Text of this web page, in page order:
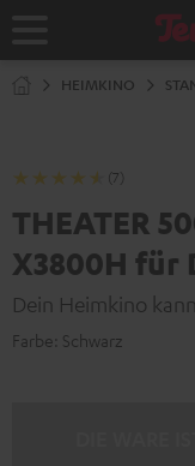
HEIMKINO
(7)
THEATER
X3800H für
Dein Heimkino
Farbe: Schwarz